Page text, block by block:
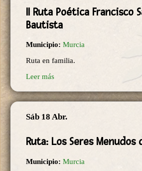
II Ruta Poética Francisco
Bautista
Municipio: Murcia
Ruta en familia.
Leer más
Sáb 18 Abr.
Ruta: Los Seres Menudos
Municipio: Murcia